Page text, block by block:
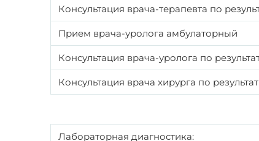
Консультация врача-терапевта по
Прием врача-уролога амбулаторный
Консультация врача-уролога по
Консультация врача хирурга по
Лабораторная диагностика: